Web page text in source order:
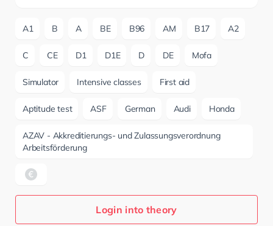
A1 B A BE B96 AM B17 A2
C CE D1 D1E D DE Mofa
Simulator Intensive classes First aid
Aptitude test ASF German Audi Honda
AZAV - Akkreditierungs- und Zulassungsverordnung
Arbeitsförderung
Login into theory